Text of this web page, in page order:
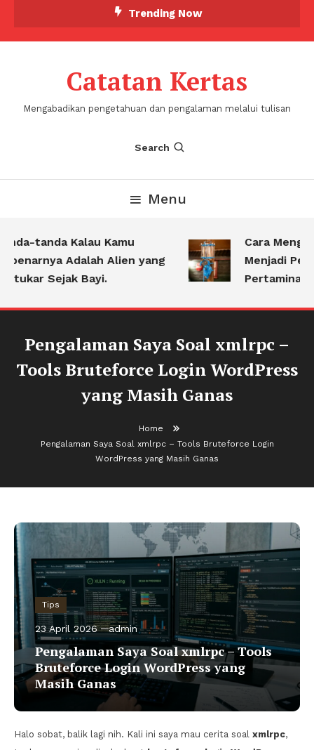
Trending Now
Catatan Kertas
Mengabadikan pengetahuan dan pengalaman melalui tulisan
Search
Menu
tanda Kalau Kamu
Adalah Alien yang
Sejak Bayi.
Cara
Menjadi
Pertamina
Pengalaman Saya Soal xmlrpc –
Tools Bruteforce Login WordPress
yang Masih Ganas
Home
Pengalaman Saya Soal xmlrpc – Tools Bruteforce Login
WordPress yang Masih Ganas
Tips
23 April 2026 admin
Pengalaman Saya Soal xmlrpc – Tools
Bruteforce Login WordPress yang
Masih Ganas
Halo sobat, balik lagi nih. Kali ini saya mau cerita soal xmlrpc,